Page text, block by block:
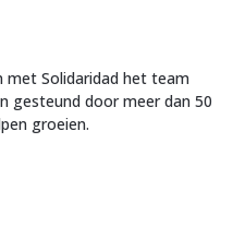
met Solidaridad het team
gesteund door meer dan 50
groeien.